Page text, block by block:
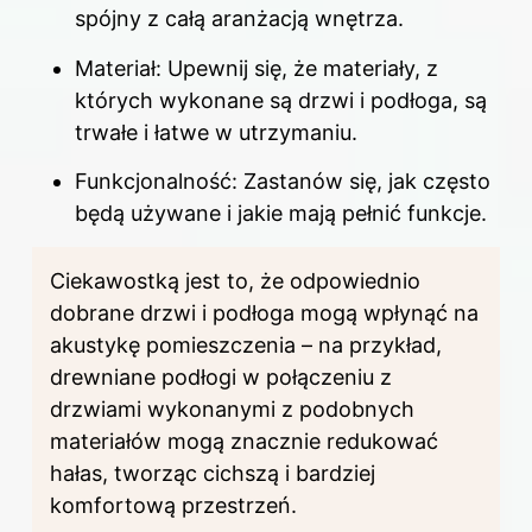
spójny z całą aranżacją wnętrza.
Materiał: Upewnij się, że materiały, z
których wykonane są drzwi i podłoga, są
trwałe i łatwe w utrzymaniu.
Funkcjonalność: Zastanów się, jak często
będą używane i jakie mają pełnić funkcje.
Ciekawostką jest to, że odpowiednio
dobrane drzwi i podłoga mogą wpłynąć na
akustykę pomieszczenia – na przykład,
drewniane podłogi w połączeniu z
drzwiami wykonanymi z podobnych
materiałów mogą znacznie redukować
hałas, tworząc cichszą i bardziej
komfortową przestrzeń.